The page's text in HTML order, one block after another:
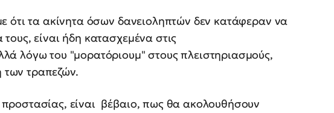
ότι τα ακίνητα όσων δανειοληπτών δεν κατάφεραν να
είναι ήδη κατασχεμένα στις
λόγω του "μορατόριουμ" στους πλειστηριασμούς,
τραπεζών.
είναι βέβαιο, πως θα ακολουθήσουν